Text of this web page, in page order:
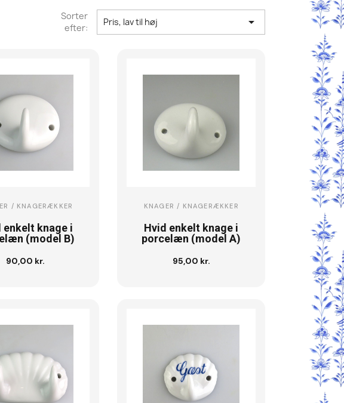
Sorter
efter:
Pris, lav til høj 
/ KNAGERÆKKER
enkelt knage i
(model B)
90,00 kr.
i kurv
KNAGER / KNAGERÆKKER
Hvid enkelt knage i
porcelæn (model A)
95,00 kr.
Læg i kurv